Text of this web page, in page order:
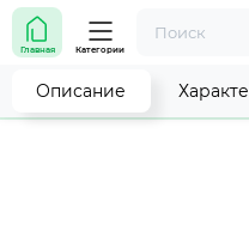
Внимание! Работа
Мы делаем всё
заказов
Главная Категории
Описание